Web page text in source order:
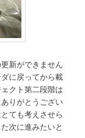
新ができません
に戻ってから載
クト第二段階は
りがとうござい
ても考えさせら
次に進みたいと